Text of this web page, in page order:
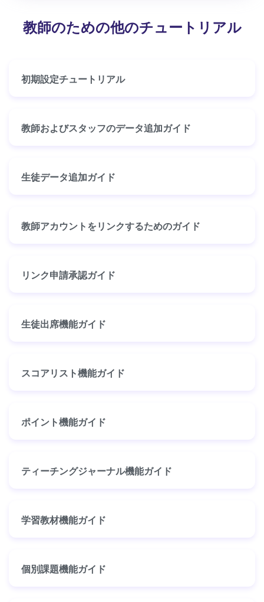
教師のための他のチュートリアル
初期設定チュートリアル
教師およびスタッフのデータ追加ガイド
生徒データ追加ガイド
教師アカウントをリンクするためのガイド
リンク申請承認ガイド
生徒出席機能ガイド
スコアリスト機能ガイド
ポイント機能ガイド
ティーチングジャーナル機能ガイド
学習教材機能ガイド
個別課題機能ガイド